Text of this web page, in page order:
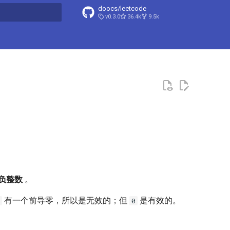
doocs/leetcode
v0.3.0 36.4k 9.5k
整数 。
有一个前导零，所以是无效的；但 0 是有效的。